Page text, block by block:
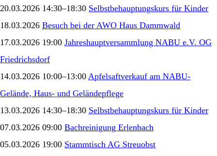
20.03.2026 14:30–18:30 Selbstbehauptungskurs für Kinder
18.03.2026 Besuch bei der AWO Haus Dammwald
17.03.2026 19:00 Jahreshauptversammlung NABU e.V. OG
Friedrichsdorf
14.03.2026 10:00–13:00 Apfelsaftverkauf am NABU-
Gelände, Haus- und Geländepflege
13.03.2026 14:30–18:30 Selbstbehauptungskurs für Kinder
07.03.2026 09:00 Bachreinigung Erlenbach
05.03.2026 19:00 Stammtisch AG Streuobst